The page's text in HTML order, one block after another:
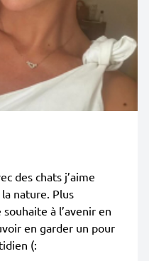
des chats j’aime
nature. Plus
à l’avenir en
en garder un pour
(: